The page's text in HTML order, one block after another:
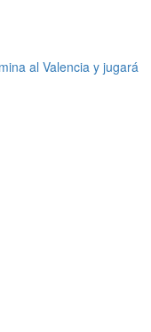
al Valencia y jugará